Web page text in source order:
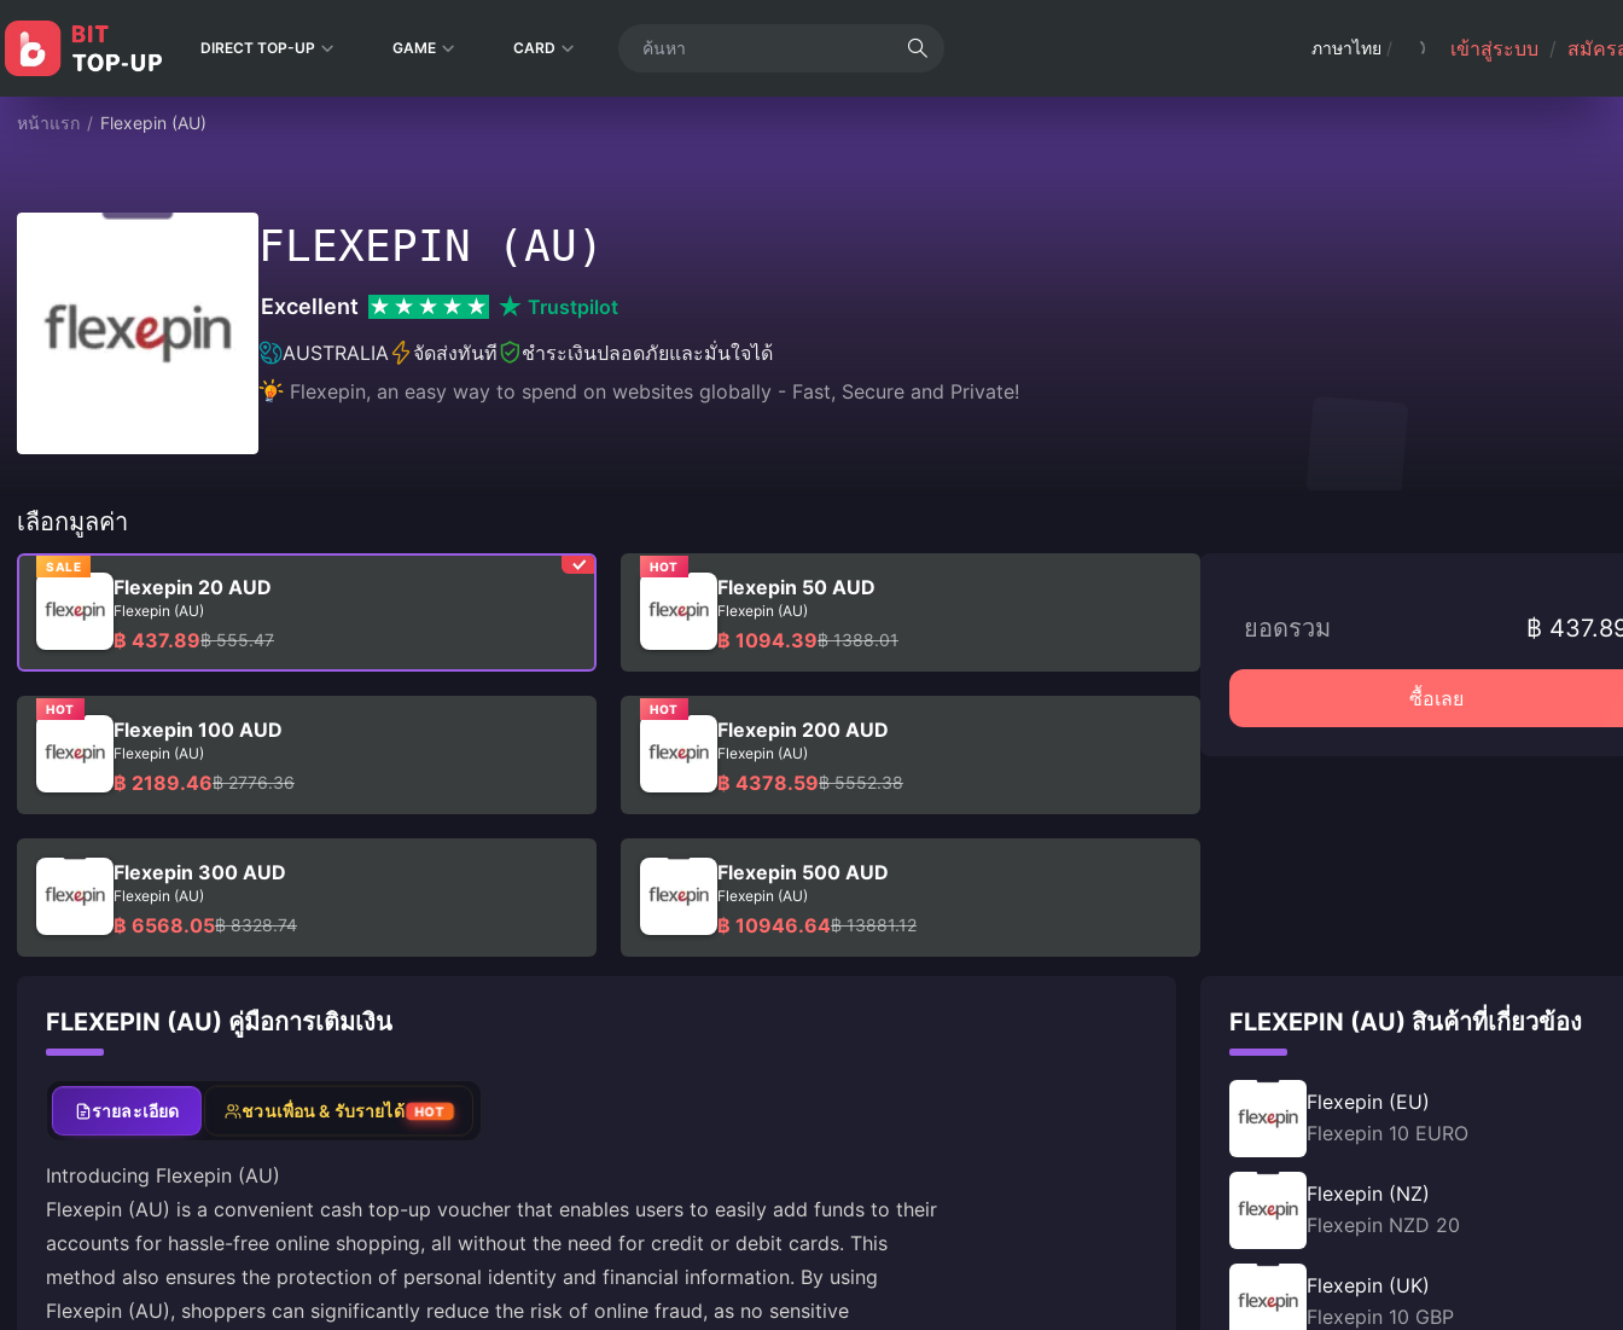
DIRECT TOP-UP GAME CARD ภาษาไทย / เข้าสู่ระบบ / สมัคร
หน้าแรก / Flexepin (AU)
FLEXEPIN (AU)
Excellent
Trustpilot
AUSTRALIA
จัดส่งทันที
ชำระเงินปลอดภัยและมั่นใจได้
Flexepin, an easy way to spend on websites globally - Fast, Secure and Private!
เลือกมูลค่า
SALE
Flexepin 20 AUD
Flexepin (AU)
฿ 437.89฿ 555.47
HOT
Flexepin 50 AUD
Flexepin (AU)
฿ 1094.39฿ 1388.01
HOT
Flexepin 100 AUD
Flexepin (AU)
฿ 2189.46฿ 2776.36
HOT
Flexepin 200 AUD
Flexepin (AU)
฿ 4378.59฿ 5552.38
Flexepin 300 AUD
Flexepin (AU)
฿ 6568.05฿ 8328.74
Flexepin 500 AUD
Flexepin (AU)
฿ 10946.64฿ 13881.12
ยอดรวม ฿
ซื้อเลย
FLEXEPIN (AU) คู่มือการเติมเงิน
รายละเอียด ชวนเพื่อน & รับรายได้ HOT
Introducing Flexepin (AU)
Flexepin (AU) is a convenient cash top-up voucher that enables users to easily add funds to their
accounts for hassle-free online shopping, all without the need for credit or debit cards. This
method also ensures the protection of personal identity and financial information. By using
Flexepin (AU), shoppers can significantly reduce the risk of online fraud, as no sensitive
FLEXEPIN (AU) สินค้าที่เกี่ยวข้อง
Flexepin (EU)
Flexepin 10 EURO
Flexepin (NZ)
Flexepin NZD 20
Flexepin (UK)
Flexepin 10 GBP